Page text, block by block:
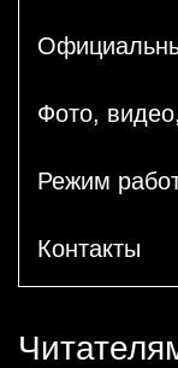
Фото,
Режим
Контакты